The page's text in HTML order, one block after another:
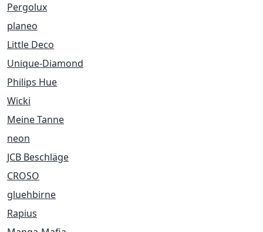
Pergolux
planeo
Little Deco
Unique-Diamond
Philips Hue
Wicki
Meine Tanne
neon
JCB Beschläge
CROSO
gluehbirne
Rapius